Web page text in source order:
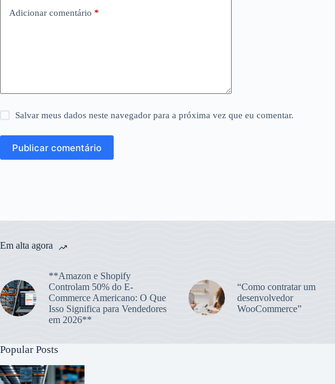
Adicionar comentário *
Salvar meus dados neste navegador para a próxima vez que eu comentar.
Publicar comentário
Em alta agora
**Amazon e Shopify
Controlam 50% do E-
Commerce Americano: O Que
Isso Significa para Vendedores
em 2026**
“Como contratar um
desenvolvedor
WooCommerce”
Popular Posts